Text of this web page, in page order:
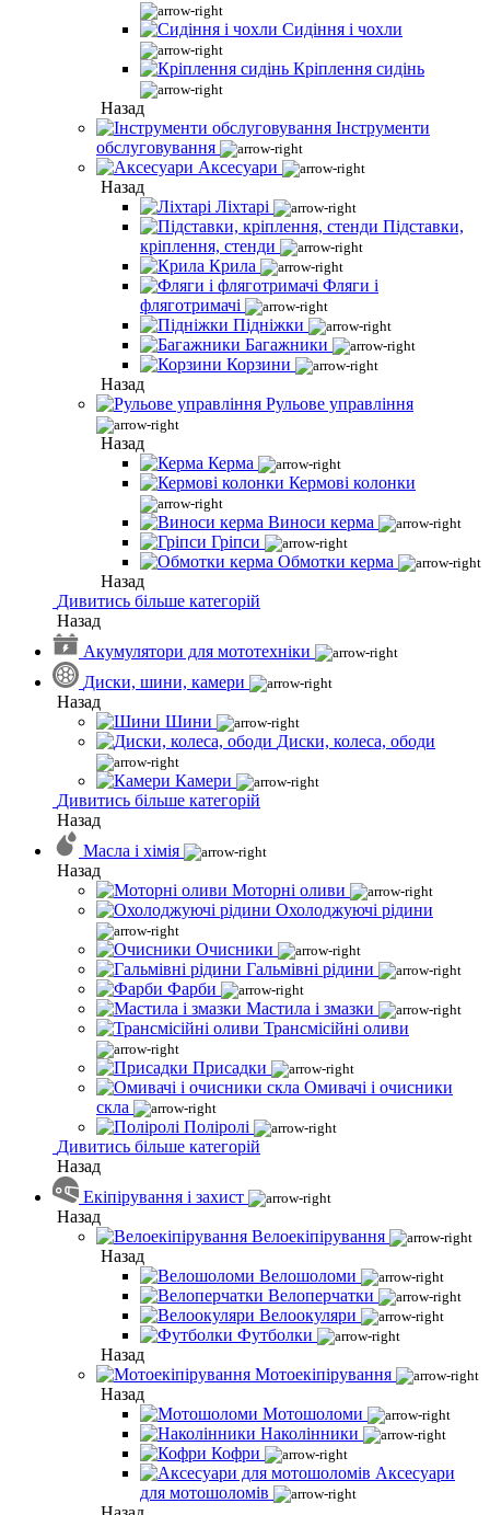
Сидіння і чохли
Кріплення сидінь
Назад
Інструменти
обслуговування
Аксесуари
Назад
Ліхтарі
Підставки,
кріплення, стенди
Крила
Фляги і
фляготримачі
Підніжки
Багажники
Корзини
Назад
Рульове управління
Назад
Керма
Кермові колонки
Виноси керма
Гріпси
Обмотки керма
Назад
Дивитись більше категорій
Назад
Акумулятори для мототехніки
Диски, шини, камери
Назад
Шини
Диски, колеса, ободи
Камери
Дивитись більше категорій
Назад
Масла і хімія
Назад
Моторні оливи
Охолоджуючі рідини
Очисники
Гальмівні рідини
Фарби
Мастила і змазки
Трансмісійні оливи
Присадки
Омивачі і очисники
скла
Поліролі
Дивитись більше категорій
Назад
Екіпірування і захист
Назад
Велоекіпірування
Назад
Велошоломи
Велоперчатки
Велоокуляри
Футболки
Назад
Мотоекіпірування
Назад
Мотошоломи
Наколінники
Кофри
Аксесуари
для мотошоломів